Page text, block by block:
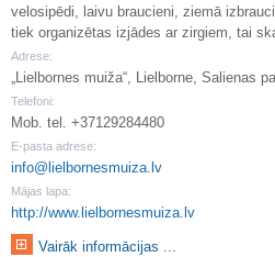
velosipēdi, laivu braucieni, ziemā
tiek organizētas izjādes ar zirgiem, tai
Adrese:
„Lielbornes muiža“, Lielborne, Salienas
Telefoni:
Mob. tel. +37129284480
E-pasta adrese:
info@lielbornesmuiza.lv
Mājas lapa:
http://www.lielbornesmuiza.lv
Vairāk informācijas ...